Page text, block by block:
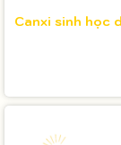
Canxi sinh học